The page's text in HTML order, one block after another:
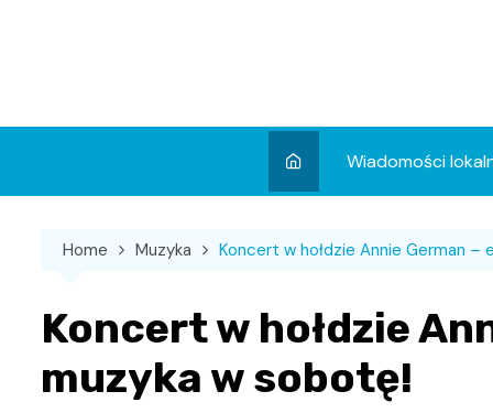
Wiadomości
Wydarzenia
Sport
Home Muzyka Koncert w hołdzie Annie German –
Koncert w hołdzie
muzyka w sobotę!